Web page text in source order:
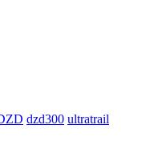
dzd300 ultratrail